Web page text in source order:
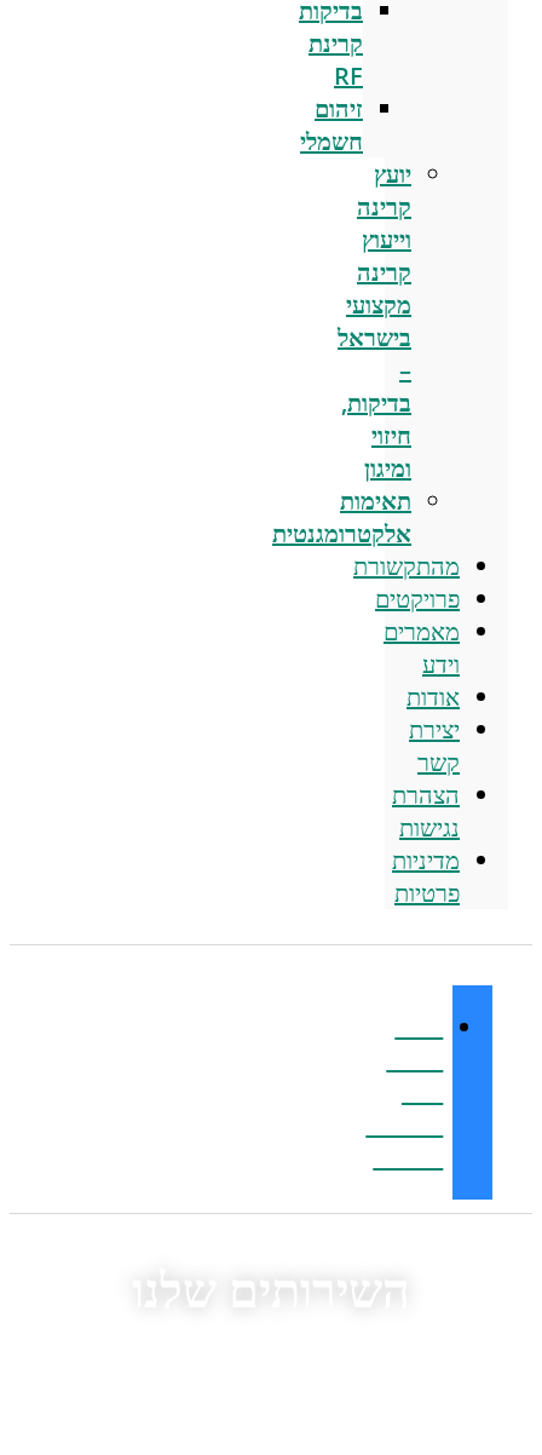
בדיקות
קרינת
RF
זיהום
חשמלי
יועץ
קרינה
וייעוץ
קרינה
מקצועי
בישראל
–
בדיקות,
חיזוי
ומיגון
תאימות
אלקטרומגנטית
מהתקשורת
פרויקטים
מאמרים
וידע
אודות
יצירת
קשר
הצהרת
נגישות
מדיניות
פרטיות
השירותים שלנו